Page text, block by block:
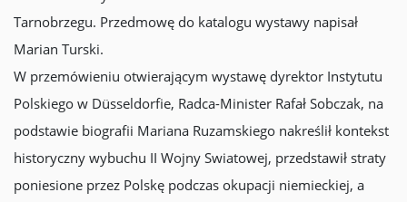
Tarnobrzegu. Przedmowę do katalogu wystawy napisał
Marian Turski.
W przemówieniu otwierającym wystawę dyrektor Instytutu
Polskiego w Düsseldorfie, Radca-Minister Rafał Sobczak, na
podstawie biografii Mariana Ruzamskiego nakreślił kontekst
historyczny wybuchu II Wojny Swiatowej, przedstawił straty
poniesione przez Polskę podczas okupacji niemieckiej, a